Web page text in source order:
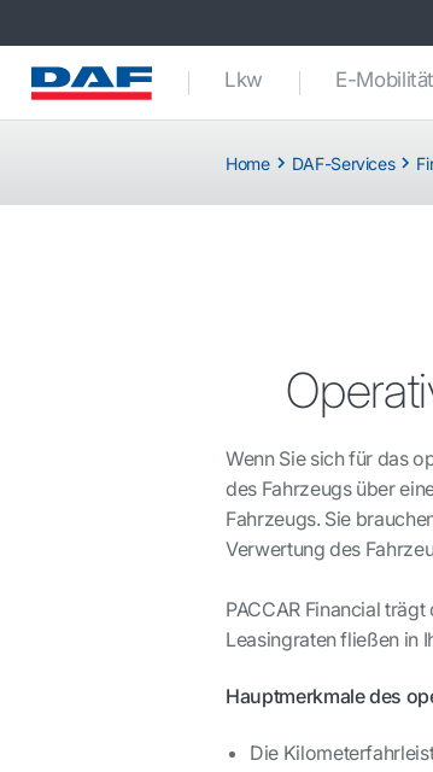
Lkw E-Mobilität
Home DAF-Services
Wenn Sie sich für das
des Fahrzeugs über
Fahrzeugs. Sie
Verwertung des
PACCAR Financial
Leasingraten fließen in
Hauptmerkmale des
Die